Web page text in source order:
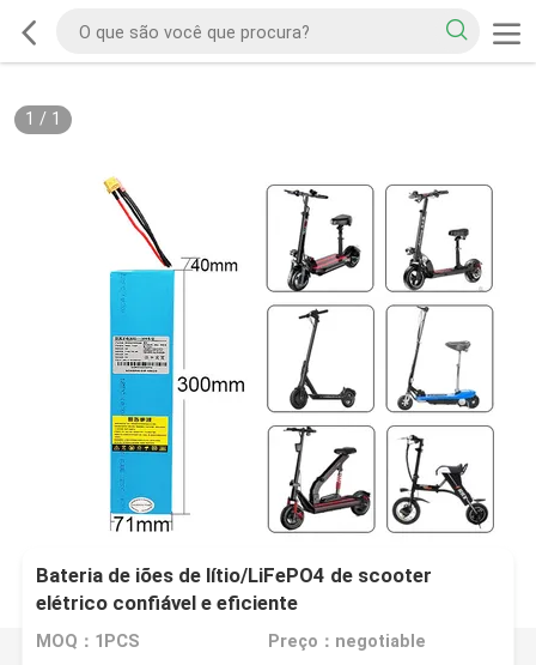
1 / 1
Bateria de iões de lítio/LiFePO4 de scooter
elétrico confiável e eficiente
MOQ：1PCS Preço：negotiable